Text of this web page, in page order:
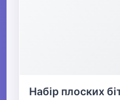
Набір плоских